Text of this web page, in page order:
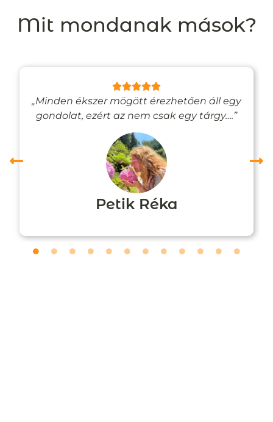
Mit mondanak mások?
„Minden ékszer mögött érezhetően áll egy
gondolat, ezért az nem csak egy tárgy….”
Petik Réka